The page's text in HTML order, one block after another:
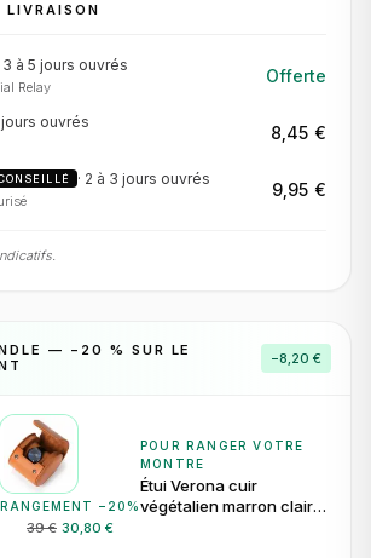
LIVRAISON
3 à 5 jours ouvrés
Relay
Offerte
ouvrés
8,45 €
· 2 à 3 jours ouvrés
9,95 €
— − 20 % SUR LE
−8,20 €
RANGEMENT − 20 %
39 € 30,80 €
POUR RANGER VOTRE
MONTRE
Étui Verona cuir
végétalien marron clair